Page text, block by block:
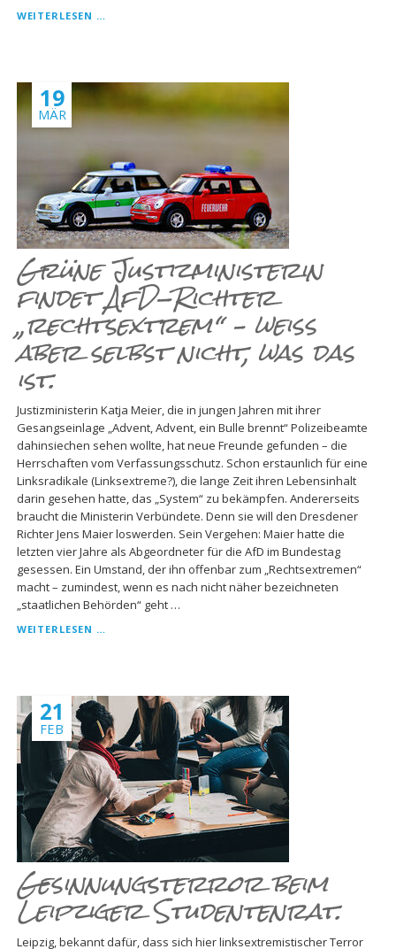
WEITERLESEN …
RECHT
&
GESETZ?
19
MÄR
Grüne Justizministerin
findet AfD-Richter
„rechtsextrem“ – weiß
aber selbst nicht, was das
ist.
Justizministerin Katja Meier, die in jungen Jahren mit ihrer
Gesangseinlage „Advent, Advent, ein Bulle brennt“ Polizeibeamte
dahinsiechen sehen wollte, hat neue Freunde gefunden – die
Herrschaften vom Verfassungsschutz. Schon erstaunlich für eine
Linksradikale (Linksextreme?), die lange Zeit ihren Lebensinhalt
darin gesehen hatte, das „System“ zu bekämpfen. Andererseits
braucht die Ministerin Verbündete. Denn sie will den Dresdener
Richter Jens Maier loswerden. Sein Vergehen: Maier hatte die
letzten vier Jahre als Abgeordneter für die AfD im Bundestag
gesessen. Ein Umstand, der ihn offenbar zum „Rechtsextremen“
macht – zumindest, wenn es nach nicht näher bezeichneten
„staatlichen Behörden“ geht …
WEITERLESEN …
„RECHTSEXTREM“
–
WEISS A
BER S
ELBST N
ICHT, W
AS D
AS I
ST.
21
FEB
Gesinnungsterror beim
Leipziger Studentenrat.
Leipzig, bekannt dafür, dass sich hier linksextremistischer Terror